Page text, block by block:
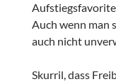
Auch wenn man
auch nicht
Skurril, dass